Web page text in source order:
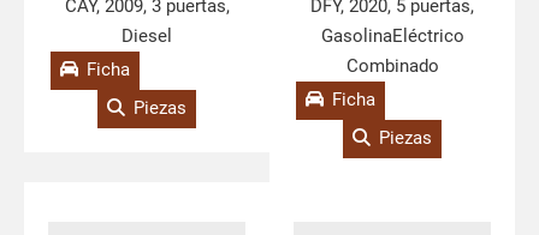
CAY, 2009, 3 puertas,
Diesel
Ficha
Piezas
DFY, 2020, 5 puertas,
GasolinaEléctrico
Combinado
Ficha
Piezas